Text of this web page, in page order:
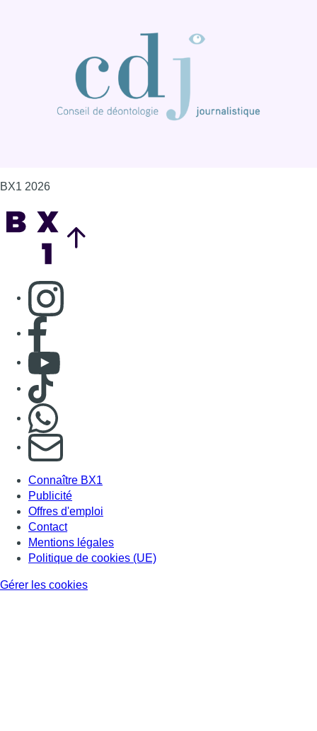
BX1 2026
Consulter page Instagram
Consulter page Facebook
Consulter Youtube
Consulter TikTok
S'abonner à notre newsletter
Connaître BX1
Publicité
Offres d'emploi
Contact
Mentions légales
Politique de cookies (UE)
Gérer les cookies